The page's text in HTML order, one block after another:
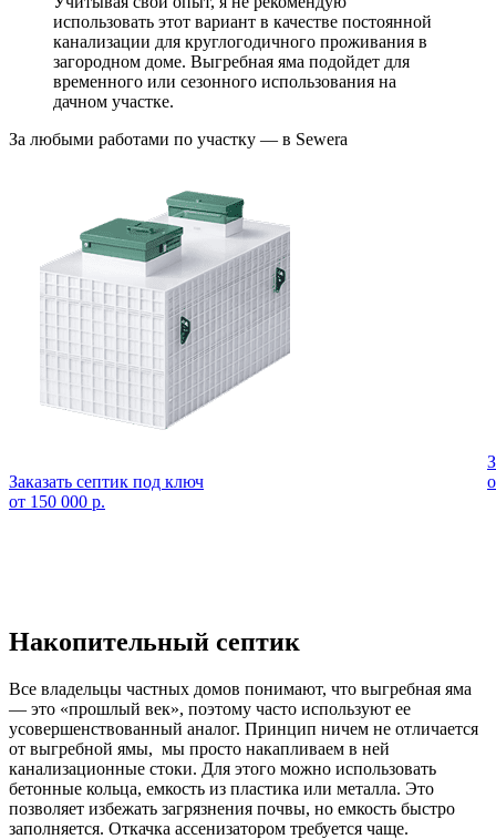
использовать этот вариант в качестве постоянной
канализации для круглогодичного проживания в
загородном доме. Выгребная яма подойдет для
временного или сезонного использования на
дачном участке.
За любыми работами по участку — в Sewera
Заказать септик под ключ
от 150 000 р.
Накопительный септик
Все владельцы частных домов понимают, что выгребная яма
— это «прошлый век», поэтому часто используют ее
усовершенствованный аналог. Принцип ничем не отличается
от выгребной ямы, мы просто накапливаем в ней
канализационные стоки. Для этого можно использовать
бетонные кольца, емкость из пластика или металла. Это
позволяет избежать загрязнения почвы, но емкость быстро
заполняется. Откачка ассенизатором требуется чаще.